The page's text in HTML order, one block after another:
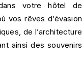
dans votre hôtel de
vos rêves d’évasion
de l’architecture
ainsi des souvenirs